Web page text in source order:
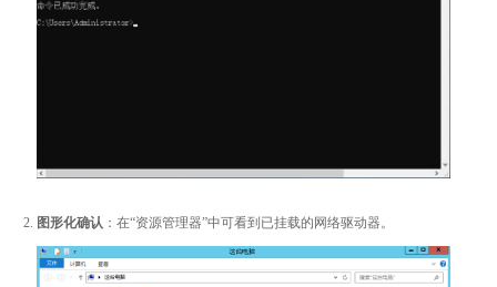
图形化确认 ：在“资源管理器”中可看到已挂载的网络驱动器。